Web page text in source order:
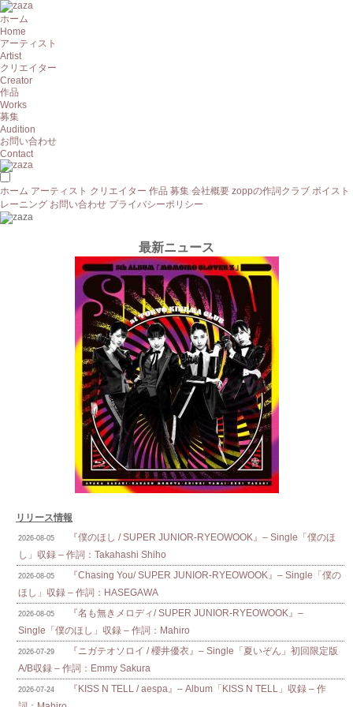
ホーム
Home
アーティスト
Artist
クリエイター
Creator
作品
Works
募集
Audition
お問い合わせ
Contact
ホーム アーティスト クリエイター 作品 募集 会社概要 zoppの作詞クラブ ボイスト
レーニング お問い合わせ プライバシーポリシー
最新ニュース
リリース情報
2026-08-05
『僕のほし / SUPER JUNIOR-RYEOWOOK』– Single「僕のほ
し」収録 – 作詞：Takahashi Shiho
2026-08-05
『Chasing You/ SUPER JUNIOR-RYEOWOOK』– Single「僕の
ほし」収録 – 作詞：HASEGAWA
2026-08-05
『名も無きメロディ/ SUPER JUNIOR-RYEOWOOK』–
Single「僕のほし」収録 – 作詞：Mahiro
2026-07-29
『ニガテオソロイ / 櫻井優衣』– Single「夏いぞん」初回限定版
A/B収録 – 作詞：Emmy Sakura
2026-07-24
『KISS N TELL / aespa』– Album「KISS N TELL」収録 – 作